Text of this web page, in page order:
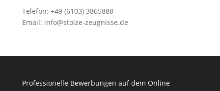
Telefon: +49 (6103) 3865888
Email: info@stolze-zeugnisse.de
Professionelle Bewerbungen auf dem Online